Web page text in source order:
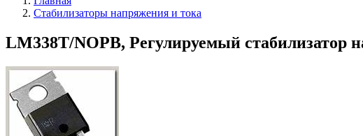
Стабилизаторы напряжения и тока
LM338T/NOPB, Регулируемый